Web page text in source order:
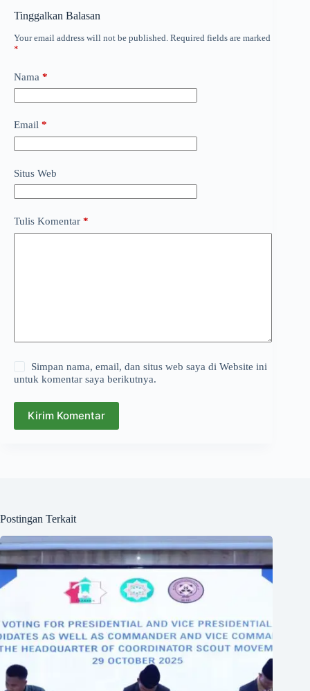
Tinggalkan Balasan
Your email address will not be published. Required fields are marked
*
Nama *
Email *
Situs Web
Tulis Komentar *
Simpan nama, email, dan situs web saya di Website ini
untuk komentar saya berikutnya.
Kirim Komentar
Postingan Terkait